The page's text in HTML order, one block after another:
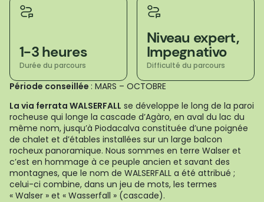
1-3 heures
Durée du parcours
Niveau expert,
Impegnativo
Difficulté du parcours
Période conseillée : MARS – OCTOBRE
La via ferrata WALSERFALL se développe le long de la paroi
rocheuse qui longe la cascade d’Agàro, en aval du lac du
même nom, jusqu’à Piodacalva constituée d’une poignée
de chalet et d’étables installées sur un large balcon
rocheux panoramique. Nous sommes en terre Walser et
c’est en hommage à ce peuple ancien et savant des
montagnes, que le nom de WALSERFALL a été attribué ;
celui-ci combine, dans un jeu de mots, les termes
« Walser » et « Wasserfall » (cascade).